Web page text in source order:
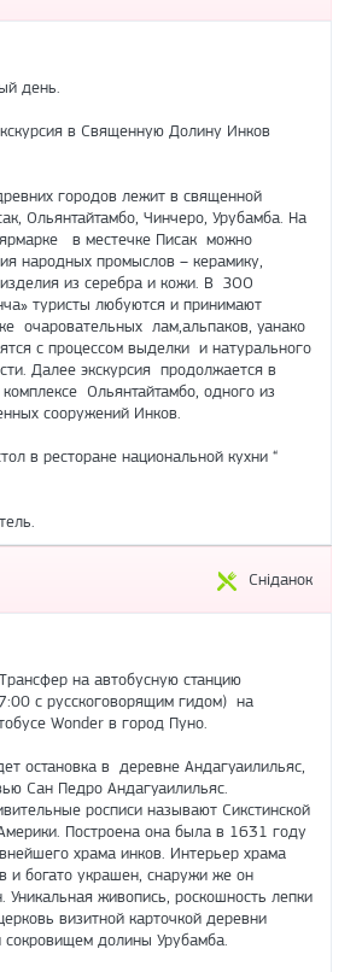
день.
в Священную Долину Инков
городов лежит в священной
Ольянтайтамбо, Чинчеро, Урубамба. На
в местечке Писак можно
народных промыслов – керамику,
из серебра и кожи. В ЗОО
туристы любуются и принимают
очаровательных лам,альпаков, уанако
с процессом выделки и натурального
Далее экскурсия продолжается в
Ольянтайтамбо, одного из
сооружений Инков.
в ресторане национальной кухни “
Сніданок
на автобусную станцию
с русскоговорящим гидом) на
Wonder в город Пуно.
остановка в деревне Андагуаилильяс,
Сан Педро Андагуаилильяс.
росписи называют Сикстинской
Построена она была в 1631 году
храма инков. Интерьер храма
и богато украшен, снаружи же он
Уникальная живопись, роскошность лепки
визитной карточкой деревни
сокровищем долины Урубамба.